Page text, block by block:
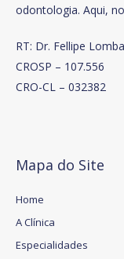
odontologia. Aqui,
RT: Dr. Fellipe
CROSP – 107.556
CRO-CL – 032382
Mapa do Site
Home
A Clínica
Especialidades